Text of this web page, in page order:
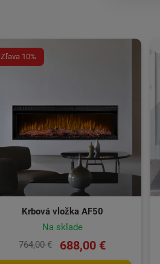
Zľava 10%
Krbová vložka AF50
Na sklade
764,00 €
688,00 €